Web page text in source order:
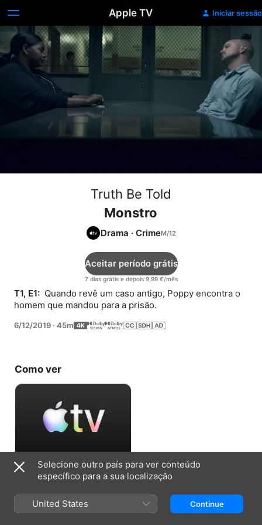
Apple TV Iniciar sessão
Truth Be Told
Monstro
Drama · Crime
7 dias grátis e depois 9,99 €/mês
Aceitar período grátis
T1, E1: Quando revê um caso antigo, Poppy encontra o
homem que mandou para a prisão.
6/12/2019 · 45m
Como ver
Aceitar período grátis
7 dias grátis e depois 9,99 €/mês
Selecione outro país para ver conteúdo
específico para a sua localização
United States Continue